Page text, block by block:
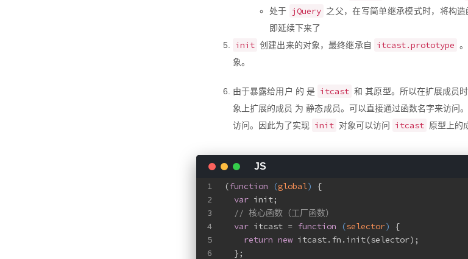
处于
jQuery 之父，在写简单继承模式时，将构
即延续下来了
init 创建出来的对象，最终继承自 itcast.prototype
象。
由于暴露给用户 的 是 itcast 和 其原型。所以在扩展成员
象上扩展的成员 为 静态成员。可以直接通过函数名字来访问
访问。因此为了实现 init 对象可以访问 itcast 原型上的
1
2
3
4
5
6
(function (global)
{
var init;
// 核心函数（工厂函数）
var itcast = function (selector)
{
return new itcast.fn.init(selector);
  };